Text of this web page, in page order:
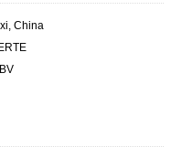
China